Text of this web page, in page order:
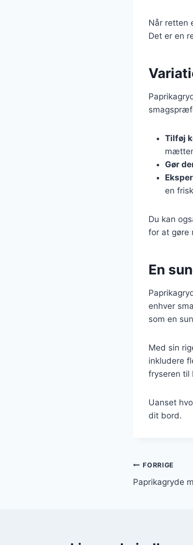
Når retten
Det er en
Tilføj
Gør
en
Du kan
for at gøre
En
enhver
som en
Med sin
inkludere
fryseren til
Uanset
dit bord.
FORRIGE
Paprikagryde